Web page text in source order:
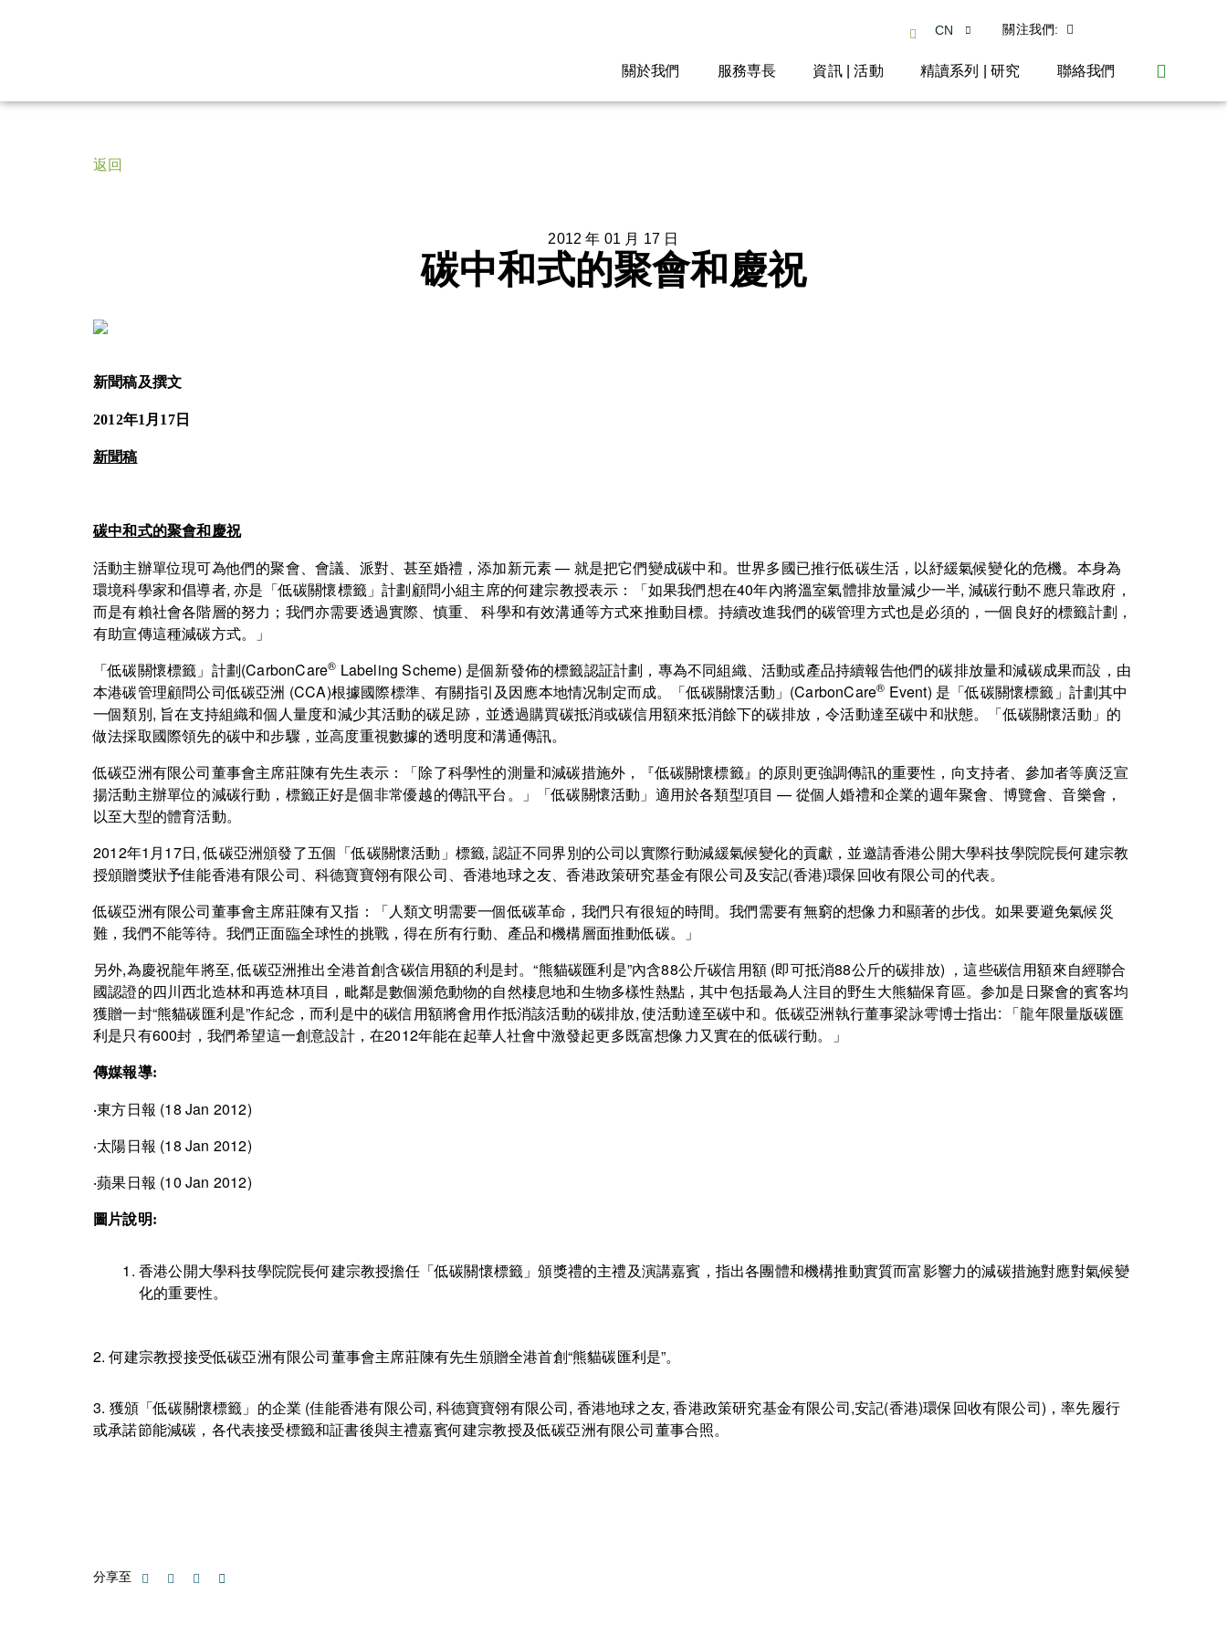
CN 關注我們:
關於我們 服務専長 資訊 | 活動 精讀系列 | 研究 聯絡我們
返回
2012 年 01 月 17 日
碳中和式的聚會和慶祝
新聞稿及撰文
2012年1月17日
新聞稿
碳中和式的聚會和慶祝
活動主辦單位現可為他們的聚會、會議、派對、甚至婚禮，添加新元素 — 就是把它們變成碳中和。世界多國已推行低碳生活，以紓緩氣候變化的危機。本身為
環境科學家和倡導者, 亦是「低碳關懷標籤」計劃顧問小組主席的何建宗教授表示：「如果我們想在40年內將溫室氣體排放量減少一半, 減碳行動不應只靠政府，
而是有賴社會各階層的努力；我們亦需要透過實際、慎重、 科學和有效溝通等方式來推動目標。持續改進我們的碳管理方式也是必須的，一個良好的標籤計劃，
有助宣傳這種減碳方式。」
「低碳關懷標籤」計劃(CarbonCare® Labeling Scheme) 是個新發佈的標籤認証計劃，專為不同組織、活動或產品持續報告他們的碳排放量和減碳成果而設，由
本港碳管理顧問公司低碳亞洲 (CCA)根據國際標準、有關指引及因應本地情况制定而成。「低碳關懷活動」(CarbonCare® Event) 是「低碳關懷標籤」計劃其中
一個類別, 旨在支持組織和個人量度和減少其活動的碳足跡，並透過購買碳抵消或碳信用額來抵消餘下的碳排放，令活動達至碳中和狀態。「低碳關懷活動」的
做法採取國際領先的碳中和步驟，並高度重視數據的透明度和溝通傳訊。
低碳亞洲有限公司董事會主席莊陳有先生表示：「除了科學性的測量和減碳措施外，『低碳關懷標籤』的原則更強調傳訊的重要性，向支持者、參加者等廣泛宣
揚活動主辦單位的減碳行動，標籤正好是個非常優越的傳訊平台。」「低碳關懷活動」適用於各類型項目 — 從個人婚禮和企業的週年聚會、博覽會、音樂會，
以至大型的體育活動。
2012年1月17日, 低碳亞洲頒發了五個「低碳關懷活動」標籤, 認証不同界別的公司以實際行動減緩氣候變化的貢獻，並邀請香港公開大學科技學院院長何建宗教
授頒贈獎狀予佳能香港有限公司、科德寶寶翎有限公司、香港地球之友、香港政策研究基金有限公司及安記(香港)環保回收有限公司的代表。
低碳亞洲有限公司董事會主席莊陳有又指：「人類文明需要一個低碳革命，我們只有很短的時間。我們需要有無窮的想像力和顯著的步伐。如果要避免氣候災
難，我們不能等待。我們正面臨全球性的挑戰，得在所有行動、產品和機構層面推動低碳。」
另外,為慶祝龍年將至, 低碳亞洲推出全港首創含碳信用額的利是封。“熊貓碳匯利是”內含88公斤碳信用額 (即可抵消88公斤的碳排放) ，這些碳信用額來自經聯合
國認證的四川西北造林和再造林項目，毗鄰是數個瀕危動物的自然棲息地和生物多樣性熱點，其中包括最為人注目的野生大熊貓保育區。参加是日聚會的賓客均
獲贈一封“熊貓碳匯利是”作紀念，而利是中的碳信用額將會用作抵消該活動的碳排放, 使活動達至碳中和。低碳亞洲執行董事梁詠雩博士指出: 「龍年限量版碳匯
利是只有600封，我們希望這一創意設計，在2012年能在起華人社會中激發起更多既富想像力又實在的低碳行動。」
傳媒報導:
‧東方日報 (18 Jan 2012)
‧太陽日報 (18 Jan 2012)
‧蘋果日報 (10 Jan 2012)
圖片說明:
香港公開大學科技學院院長何建宗教授擔任「低碳關懷標籤」頒獎禮的主禮及演講嘉賓，指出各團體和機構推動實質而富影響力的減碳措施對應對氣候變
化的重要性。
2. 何建宗教授接受低碳亞洲有限公司董事會主席莊陳有先生頒贈全港首創“熊貓碳匯利是”。
3. 獲頒「低碳關懷標籤」的企業 (佳能香港有限公司, 科德寶寶翎有限公司, 香港地球之友, 香港政策研究基金有限公司,安記(香港)環保回收有限公司)，率先履行
或承諾節能減碳，各代表接受標籤和証書後與主禮嘉賓何建宗教授及低碳亞洲有限公司董事合照。
分享至